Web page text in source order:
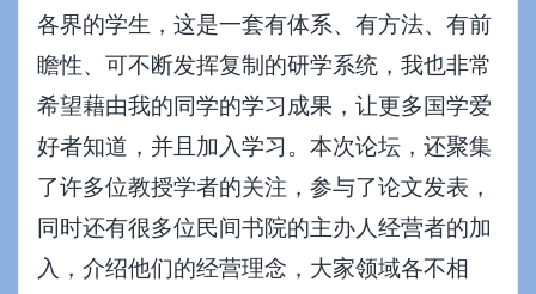
各界的学生，这是一套有体系、有方法、有前
瞻性、可不断发挥复制的研学系统，我也非常
希望藉由我的同学的学习成果，让更多国学爱
好者知道，并且加入学习。本次论坛，还聚集
了许多位教授学者的关注，参与了论文发表，
同时还有很多位民间书院的主办人经营者的加
入，介绍他们的经营理念，大家领域各不相